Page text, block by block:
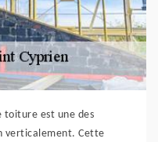
toiture est une des
verticalement. Cette